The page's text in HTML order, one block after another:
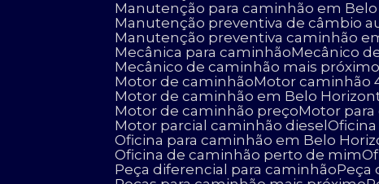
Manutenção para caminhão em
Manutenção preventiva de câmbio
Manutenção preventiva caminhão
Mecânica para caminhão
Mecânico
Mecânico de caminhão mais próximo
Motor de caminhão
Motor caminhão
Motor de caminhão em Belo
Motor de caminhão preço
Motor
Motor parcial caminhão diesel
Oficina para caminhão em Belo
Oficina de caminhão perto de mim
Peça diferencial para caminhão